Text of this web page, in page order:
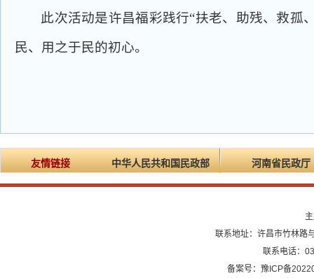
此次活动是许昌福彩践行“扶老、助残、救孤
民、用之于民的初心。
友情链接 中华人民共和国民政部 河南省民政厅
联系地址：许昌市竹林路
联系电话：
备案号：豫ICP备